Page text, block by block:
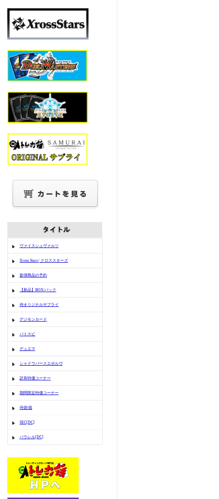
ヴァイスシュヴァルツ
Xross Stars | クロススターズ
新弾商品の予約
【新品】BOX/パック
侍オリジナルサプライ
デジモンカード
バトスピ
デュエマ
シャドウバースエボルヴ
訳有特価コーナー
期間限定特価コーナー
侍袋/箱
SEC[DC]
パラレル[DC]